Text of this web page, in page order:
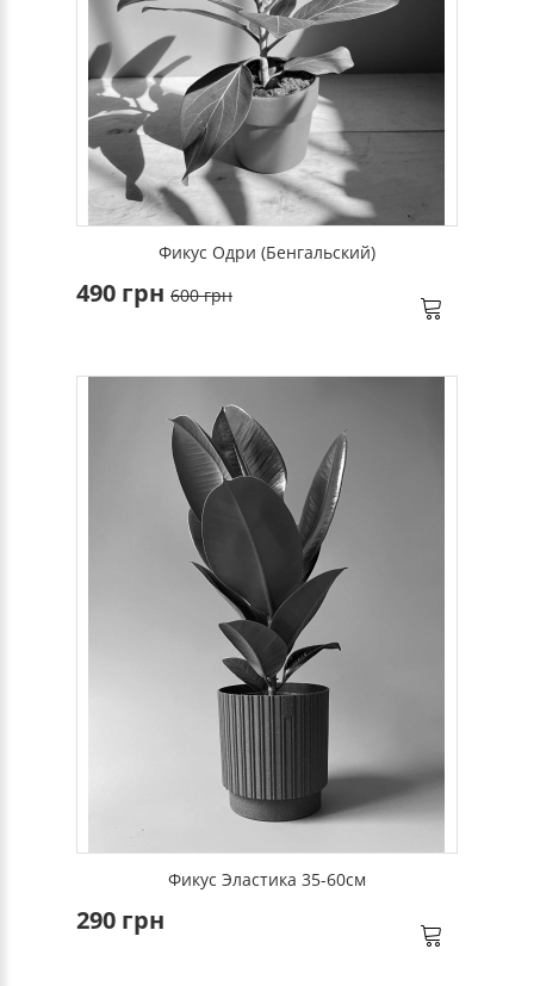
Фикус Одри (Бенгальский)
490 грн 600 грн
Фикус Эластика 35-60см
290 грн